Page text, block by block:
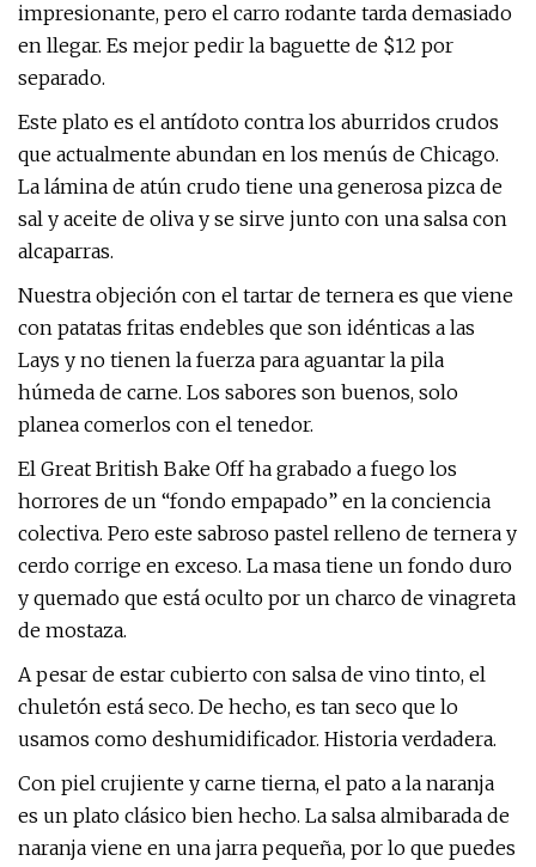
impresionante, pero el carro rodante tarda demasiado
en llegar. Es mejor pedir la baguette de $12 por
separado.
Este plato es el antídoto contra los aburridos crudos
que actualmente abundan en los menús de Chicago.
La lámina de atún crudo tiene una generosa pizca de
sal y aceite de oliva y se sirve junto con una salsa con
alcaparras.
Nuestra objeción con el tartar de ternera es que viene
con patatas fritas endebles que son idénticas a las
Lays y no tienen la fuerza para aguantar la pila
húmeda de carne. Los sabores son buenos, solo
planea comerlos con el tenedor.
El Great British Bake Off ha grabado a fuego los
horrores de un “fondo empapado” en la conciencia
colectiva. Pero este sabroso pastel relleno de ternera y
cerdo corrige en exceso. La masa tiene un fondo duro
y quemado que está oculto por un charco de vinagreta
de mostaza.
A pesar de estar cubierto con salsa de vino tinto, el
chuletón está seco. De hecho, es tan seco que lo
usamos como deshumidificador. Historia verdadera.
Con piel crujiente y carne tierna, el pato a la naranja
es un plato clásico bien hecho. La salsa almibarada de
naranja viene en una jarra pequeña, por lo que puedes